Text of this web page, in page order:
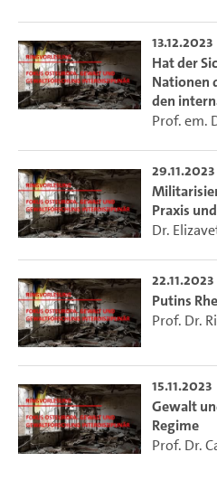
Gewaltforschung im größeren
Zentrum der Beiträge stehen
Entwicklungen unter den
Militarisierung mit einem
Geisteswissenschaften
Serien-Bild: Jakub Laichter
13.12.2023
Hat der
Nationen
den
Prof. em.
29.11.2023
Praxis
Dr.
22.11.2023
Putins
Prof. Dr.
15.11.2023
Gewalt
Regime
Prof. Dr.